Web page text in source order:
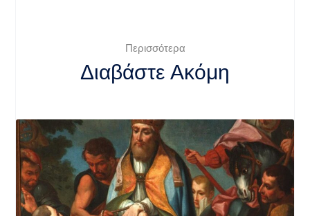
Περισσότερα
Διαβάστε Ακόμη